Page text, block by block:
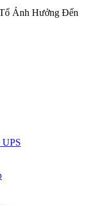
Ảnh Hưởng Đến